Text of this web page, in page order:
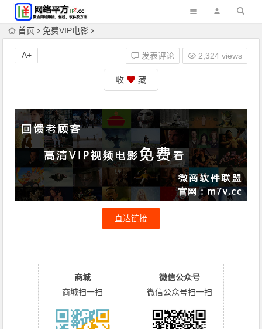
首页 免费VIP电影
发表评论 2,324 views
A+
收 藏
直达链接
商城
商城扫一扫
微信公众号
微信公众号扫一扫